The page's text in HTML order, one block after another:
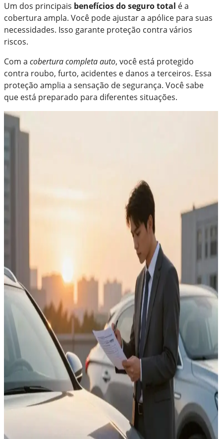
Um dos principais benefícios do seguro total é a
cobertura ampla. Você pode ajustar a apólice para suas
necessidades. Isso garante proteção contra vários
riscos.
Com a cobertura completa auto, você está protegido
contra roubo, furto, acidentes e danos a terceiros. Essa
proteção amplia a sensação de segurança. Você sabe
que está preparado para diferentes situações.